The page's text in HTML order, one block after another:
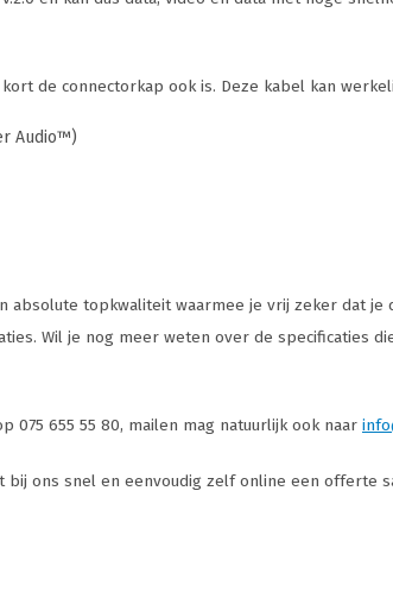
de connectorkap ook is. Deze kabel kan
Audio™)
topkwaliteit waarmee je vrij zeker dat
Wil je nog meer weten over de specificaties
655 55 80, mailen mag natuurlijk ook naar
ons snel en eenvoudig zelf online een offerte